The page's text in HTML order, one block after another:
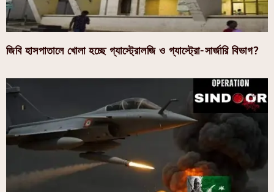
জিবি হাসপাতালে খোলা হচ্ছে গ্যাস্ট্রোলজি ও গ্যাস্ট্রো-সার্জারি বিভাগ?